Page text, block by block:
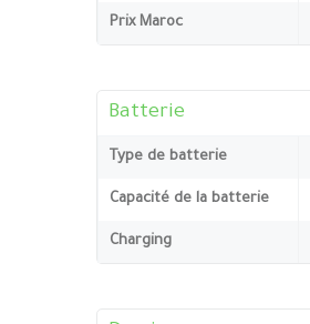
Prix Maroc
Batterie
Type de batterie
Capacité de la batterie
Charging